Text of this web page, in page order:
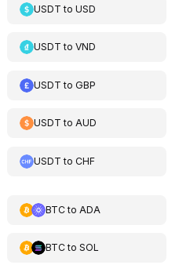
USDT toUSD
USDT toVND
USDT toGBP
USDT toAUD
USDT toCHF
BTCto ADA
BTCto SOL